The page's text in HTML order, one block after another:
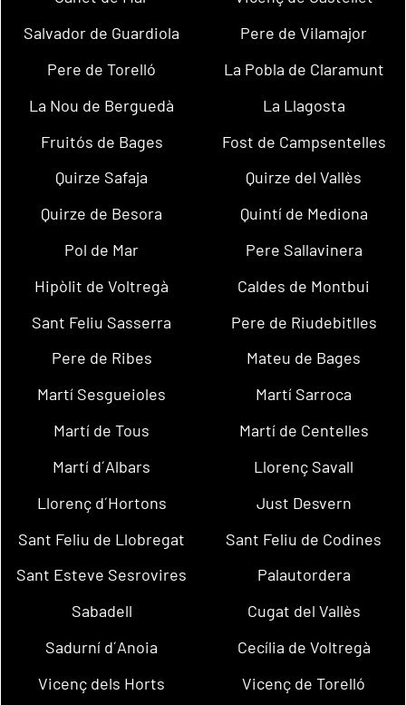
Salvador de Guardiola
Pere de Vilamajor
Pere de Torelló
La Pobla de Claramunt
La Nou de Berguedà
La Llagosta
Fruitós de Bages
Fost de Campsentelles
Quirze Safaja
Quirze del Vallès
Quirze de Besora
Quintí de Mediona
Pol de Mar
Pere Sallavinera
Hipòlit de Voltregà
Caldes de Montbui
Sant Feliu Sasserra
Pere de Riudebitlles
Pere de Ribes
Mateu de Bages
Martí Sesgueioles
Martí Sarroca
Martí de Tous
Martí de Centelles
Martí d´Albars
Llorenç Savall
Llorenç d´Hortons
Just Desvern
Sant Feliu de Llobregat
Sant Feliu de Codines
Sant Esteve Sesrovires
Palautordera
Sabadell
Cugat del Vallès
Sadurní d´Anoia
Cecília de Voltregà
Vicenç dels Horts
Vicenç de Torelló